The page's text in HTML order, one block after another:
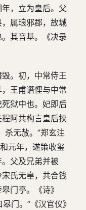
，立为皇后。父
属琅邪郡，故城
其音基。《决录
。初，中常侍王
王甫谮悝与中常
狱中也。妃即后
阿共构言皇后挟
杀无赦。”郑玄注
元年，遂策收玺
父及兄弟并被
氏无辜，共合钱
门亭。《诗》
门。”《汉官仪》